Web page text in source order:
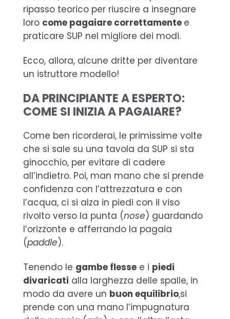
ripasso teorico per riuscire a insegnare
loro come pagaiare correttamente e
praticare SUP nel migliore dei modi.
Ecco, allora, alcune dritte per diventare
un istruttore modello!
DA PRINCIPIANTE A ESPERTO:
COME SI INIZIA A PAGAIARE?
Come ben ricorderai, le primissime volte
che si sale su una tavola da SUP si sta
ginocchio, per evitare di cadere
all’indietro. Poi, man mano che si prende
confidenza con l’attrezzatura e con
l’acqua, ci si alza in piedi con il viso
rivolto verso la punta (nose) guardando
l’orizzonte e afferrando la pagaia
(paddle).
Tenendo le gambe flessee i piedi
divaricati alla larghezza delle spalle, in
modo da avere un buon equilibrio,si
prende con una mano l’impugnatura